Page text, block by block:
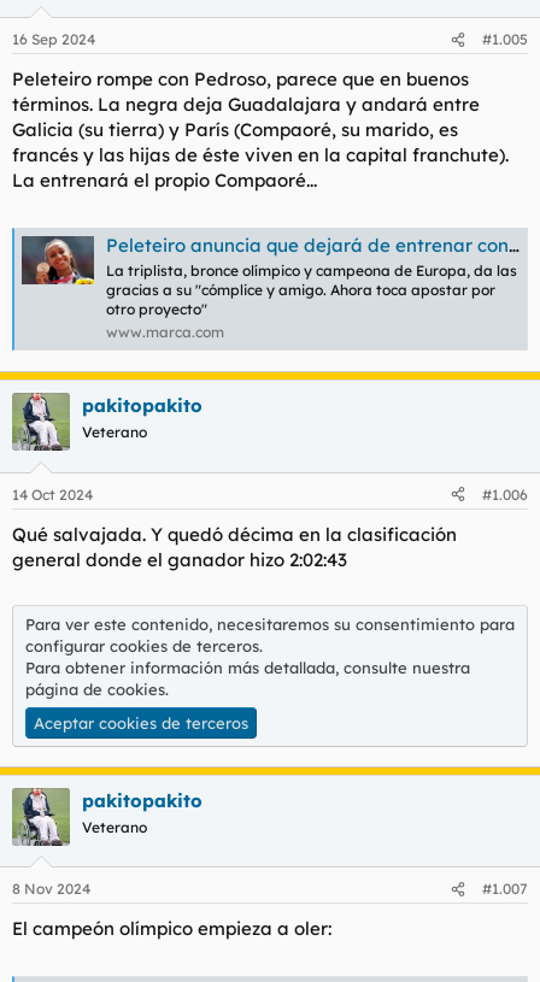
e
:
16 Sep 2024 #1.005
Peleteiro rompe con Pedroso, parece que en buenos
términos. La negra deja Guadalajara y andará entre
Galicia (su tierra) y París (Compaoré, su marido, es
francés y las hijas de éste viven en la capital franchute).
La entrenará el propio Compaoré...
Peleteiro anuncia que dejará de entrenar con Pedroso: "Ha sido increíble, pero cierro una etapa"
La triplista, bronce olímpico y campeona de Europa, da las
gracias a su "cómplice y amigo. Ahora toca apostar por
otro proyecto"
www.marca.com
pakitopakito
Veterano
14 Oct 2024 #1.006
Qué salvajada. Y quedó décima en la clasificación
general donde el ganador hizo 2:02:43
Para ver este contenido, necesitaremos su consentimiento para
configurar cookies de terceros.
Para obtener información más detallada, consulte nuestra
página de cookies.
Aceptar cookies de terceros
pakitopakito
Veterano
8 Nov 2024 #1.007
El campeón olímpico empieza a oler: